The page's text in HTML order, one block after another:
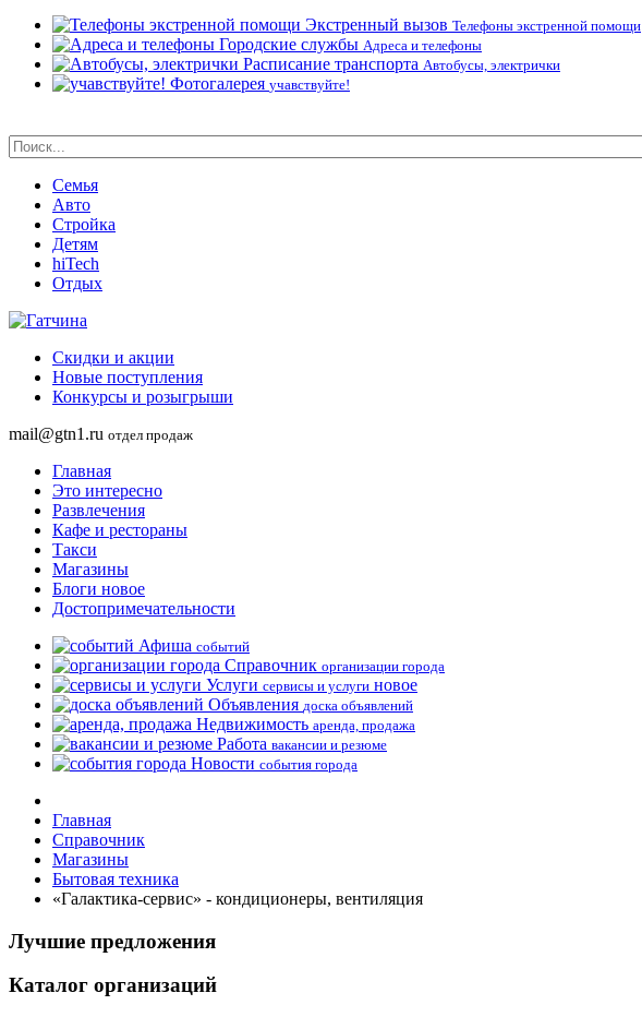
Экстренный вызов Телефоны экстренной помощи
Городские службы Адреса и телефоны
Расписание транспорта Автобусы, электрички
Фотогалерея учавствуйте!
Семья
Авто
Стройка
Детям
hiTech
Отдых
Скидки и акции
Новые поступления
Конкурсы и розыгрыши
mail@gtn1.ru отдел продаж
Главная
Это интересно
Развлечения
Кафе и рестораны
Такси
Магазины
Блоги новое
Достопримечательности
Афиша событий
Справочник организации города
Услуги сервисы и услуги новое
Объявления доска объявлений
Недвижимость аренда, продажа
Работа вакансии и резюме
Новости события города
Главная
Справочник
Магазины
Бытовая техника
«Галактика-сервис» - кондиционеры, вентиляция
Лучшие предложения
Каталог организаций